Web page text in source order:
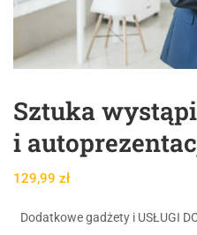
Sztuka
i
129,99 zł
Dodatkowe gadżety i USŁUGI